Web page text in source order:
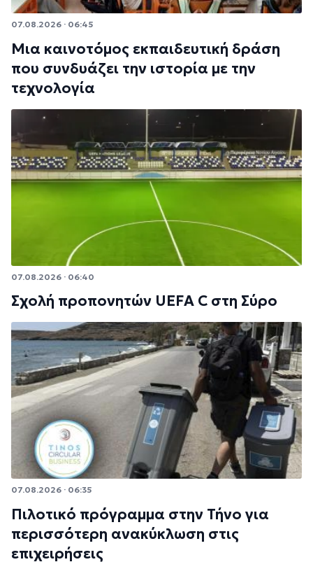
07.08.2026 · 06:45
Μια καινοτόμος εκπαιδευτική δράση
που συνδυάζει την ιστορία με την
τεχνολογία
07.08.2026 · 06:40
Σχολή προπονητών UEFA C στη Σύρο
07.08.2026 · 06:35
Πιλοτικό πρόγραμμα στην Τήνο για
περισσότερη ανακύκλωση στις
επιχειρήσεις